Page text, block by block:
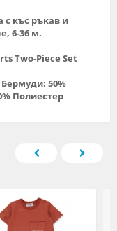
с къс ръкав и
6-36 м.
Two-Piece Set
50%
Полиестер